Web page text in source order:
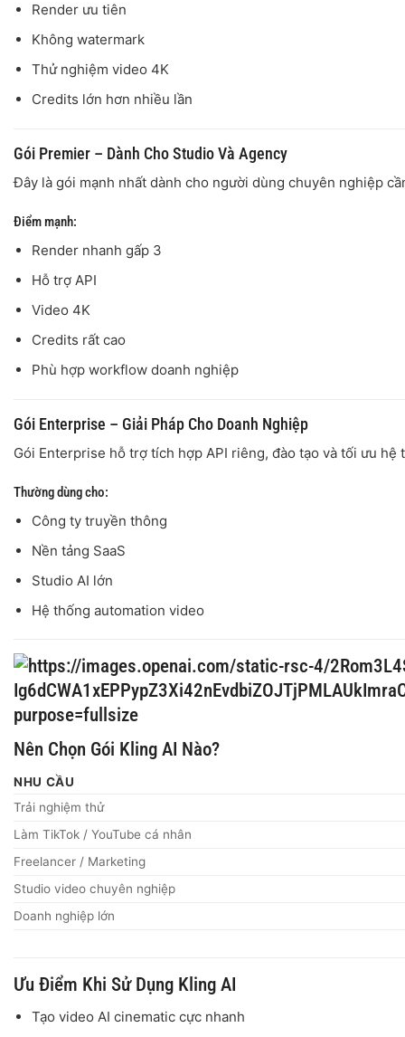
Render ưu tiên
Không watermark
Thử nghiệm video 4K
Credits lớn hơn nhiều lần
Gói Premier – Dành Cho Studio Và Agency
Đây là gói mạnh nhất dành cho người dùng chuyên nghiệp
Điểm mạnh:
Render nhanh gấp 3
Hỗ trợ API
Video 4K
Credits rất cao
Phù hợp workflow doanh nghiệp
Gói Enterprise – Giải Pháp Cho Doanh Nghiệp
Gói Enterprise hỗ trợ tích hợp API riêng, đào tạo và tối ưu
Thường dùng cho:
Công ty truyền thông
Nền tảng SaaS
Studio AI lớn
Hệ thống automation video
Nên Chọn Gói Kling AI Nào?
NHU CẦU
Trải nghiệm thử
Làm TikTok / YouTube cá nhân
Freelancer / Marketing
Studio video chuyên nghiệp
Doanh nghiệp lớn
Ưu Điểm Khi Sử Dụng Kling AI
Tạo video AI cinematic cực nhanh